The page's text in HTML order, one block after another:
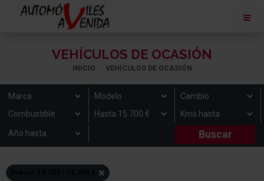
VEHÍCULOS DE OCASIÓN
INICIO VEHÍCULOS DE OCASIÓN
×